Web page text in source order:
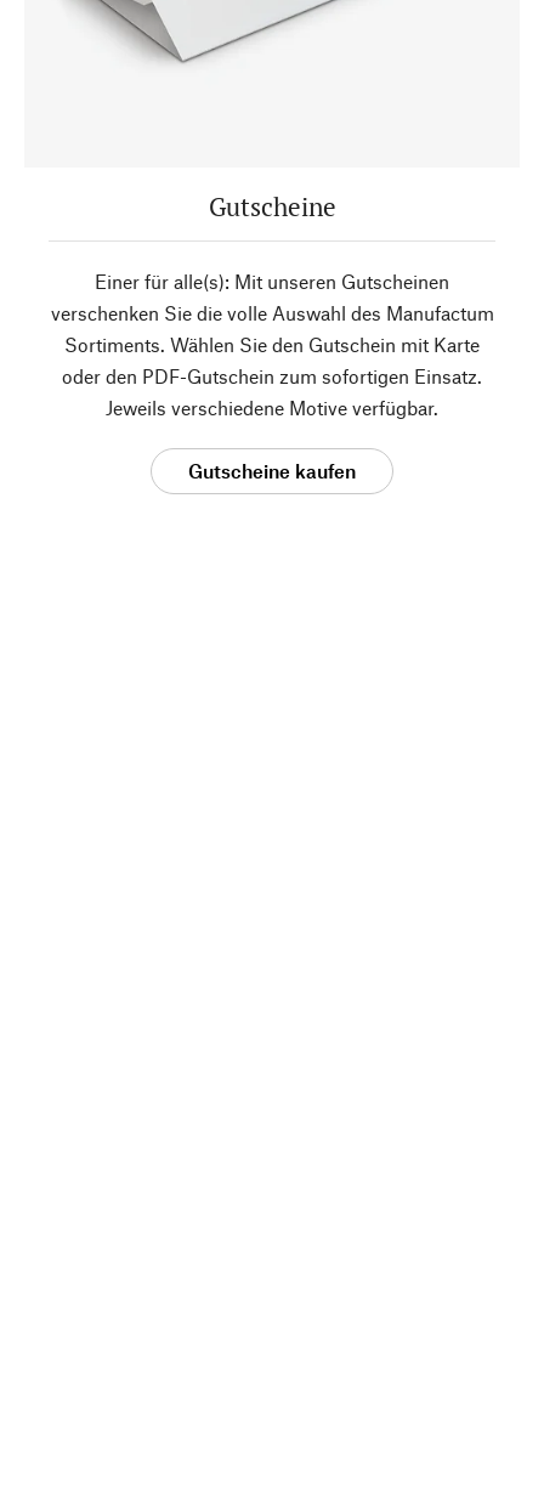
Gutscheine
Einer für alle(s): Mit unseren Gutscheinen
verschenken Sie die volle Auswahl des Manufactum
Sortiments. Wählen Sie den Gutschein mit Karte
oder den PDF-Gutschein zum sofortigen Einsatz.
Jeweils verschiedene Motive verfügbar.
Gutscheine kaufen